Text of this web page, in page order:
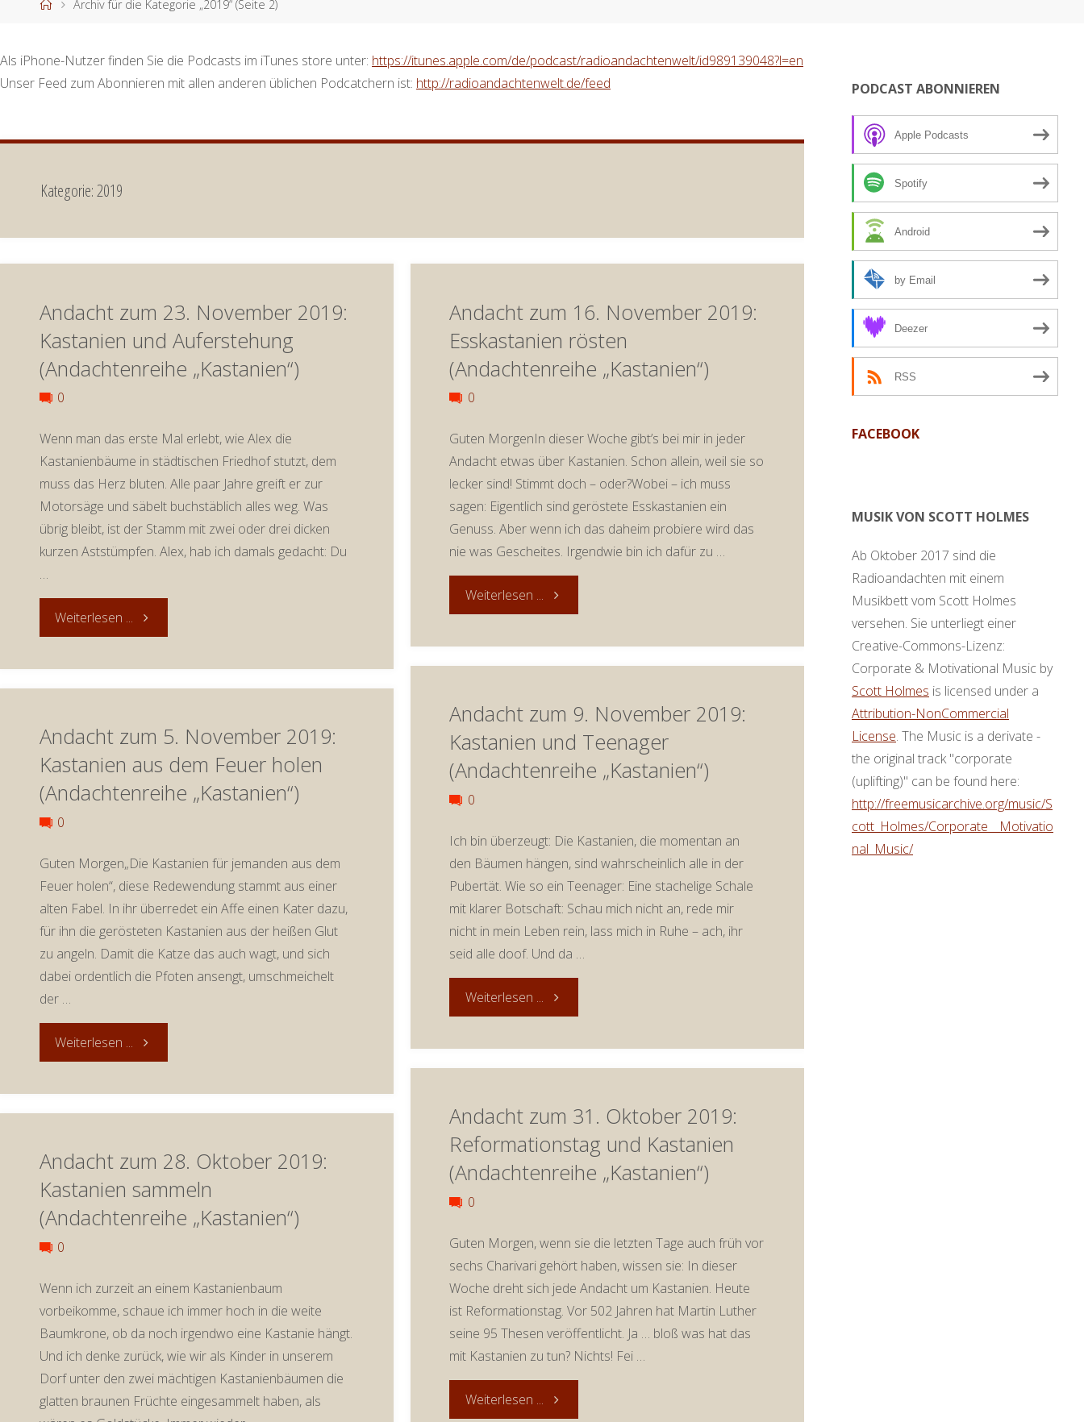
Archiv für die Kategorie „2019“ (Seite 2)
Als iPhone-Nutzer finden Sie die Podcasts im iTunes store unter: https://itunes.apple.com/de/podcast/radioandachtenwelt/id989139048?l=en
Unser Feed zum Abonnieren mit allen anderen üblichen Podcatchern ist: http://radioandachtenwelt.de/feed
Kategorie:2019
Andacht zum 23. November 2019:
Kastanien und Auferstehung
(Andachtenreihe „Kastanien“)
0
Wenn man das erste Mal erlebt, wie Alex die
Kastanienbäume in städtischen Friedhof stutzt, dem
muss das Herz bluten. Alle paar Jahre greift er zur
Motorsäge und säbelt buchstäblich alles weg. Was
übrig bleibt, ist der Stamm mit zwei oder drei dicken
kurzen Aststümpfen. Alex, hab ich damals gedacht: Du
…
Weiterlesen ... "Andacht
23.
November
2019:
Auferstehung
(Andachtenreihe
Andacht zum 16. November 2019:
Esskastanien rösten
(Andachtenreihe „Kastanien“)
0
Guten MorgenIn dieser Woche gibt’s bei mir in jeder
Andacht etwas über Kastanien. Schon allein, weil sie so
lecker sind! Stimmt doch – oder?Wobei – ich muss
sagen: Eigentlich sind geröstete Esskastanien ein
Genuss. Aber wenn ich das daheim probiere wird das
nie was Gescheites. Irgendwie bin ich dafür zu …
Weiterlesen ... "Andacht
16.
November
2019:
(Andachtenreihe
„Kastanien“)"
Andacht zum 9. November 2019:
Kastanien und Teenager
(Andachtenreihe „Kastanien“)
0
Ich bin überzeugt: Die Kastanien, die momentan an
den Bäumen hängen, sind wahrscheinlich alle in der
Pubertät. Wie so ein Teenager: Eine stachelige Schale
mit klarer Botschaft: Schau mich nicht an, rede mir
nicht in mein Leben rein, lass mich in Ruhe – ach, ihr
seid alle doof. Und da …
Weiterlesen ... "Andacht
9.
November
2019:
Teenager
(Andachtenreihe
Andacht zum 5. November 2019:
Kastanien aus dem Feuer holen
(Andachtenreihe „Kastanien“)
0
Guten Morgen„Die Kastanien für jemanden aus dem
Feuer holen“, diese Redewendung stammt aus einer
alten Fabel. In ihr überredet ein Affe einen Kater dazu,
für ihn die gerösteten Kastanien aus der heißen Glut
zu angeln. Damit die Katze das auch wagt, und sich
dabei ordentlich die Pfoten ansengt, umschmeichelt
der …
Weiterlesen ... "Andacht
5.
November
2019:
dem
Feuer
Andacht zum 31. Oktober 2019:
Reformationstag und Kastanien
(Andachtenreihe „Kastanien“)
0
Guten Morgen, wenn sie die letzten Tage auch früh vor
sechs Charivari gehört haben, wissen sie: In dieser
Woche dreht sich jede Andacht um Kastanien. Heute
ist Reformationstag. Vor 502 Jahren hat Martin Luther
seine 95 Thesen veröffentlicht. Ja … bloß was hat das
mit Kastanien zu tun? Nichts! Fei …
Weiterlesen ... "Andacht
Andacht zum 28. Oktober 2019:
Kastanien sammeln
(Andachtenreihe „Kastanien“)
0
Wenn ich zurzeit an einem Kastanienbaum
vorbeikomme, schaue ich immer hoch in die weite
Baumkrone, ob da noch irgendwo eine Kastanie hängt.
Und ich denke zurück, wie wir als Kinder in unserem
Dorf unter den zwei mächtigen Kastanienbäumen die
glatten braunen Früchte eingesammelt haben, als
PODCAST ABONNIEREN
Apple Podcasts
Spotify
Android
by Email
Deezer
RSS
FACEBOOK
MUSIK VON SCOTT HOLMES
Ab Oktober 2017 sind die
Radioandachten mit einem
Musikbett vom Scott Holmes
versehen. Sie unterliegt einer
Creative-Commons-Lizenz:
Corporate & Motivational Music by
Scott Holmes is licensed under a
Attribution-NonCommercial
License. The Music is a derivate -
the original track "corporate
(uplifting)" can be found here:
http://freemusicarchive.org/music/S
cott_Holmes/Corporate__Motivatio
nal_Music/